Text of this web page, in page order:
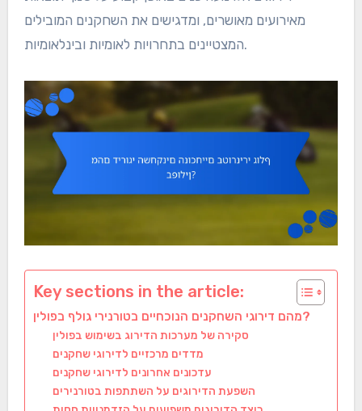
מאירועים מאושרים, ומדגישים את השחקנים המובילים
המצטיינים בתחרויות לאומיות ובינלאומיות.
Key sections in the article:
מהם דירוגי השחקנים הנוכחיים בטורנירי גולף בפולין?
סקירה של מערכות הדירוג בשימוש בפולין
מדדים מרכזיים לדירוגי שחקנים
עדכונים אחרונים לדירוגי שחקנים
השפעת הדירוגים על השתתפות בטורנירים